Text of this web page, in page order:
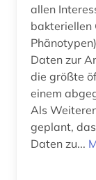
allen
bakteriellen
Daten zur
die größte
einem
Als
geplant,
Daten zu...